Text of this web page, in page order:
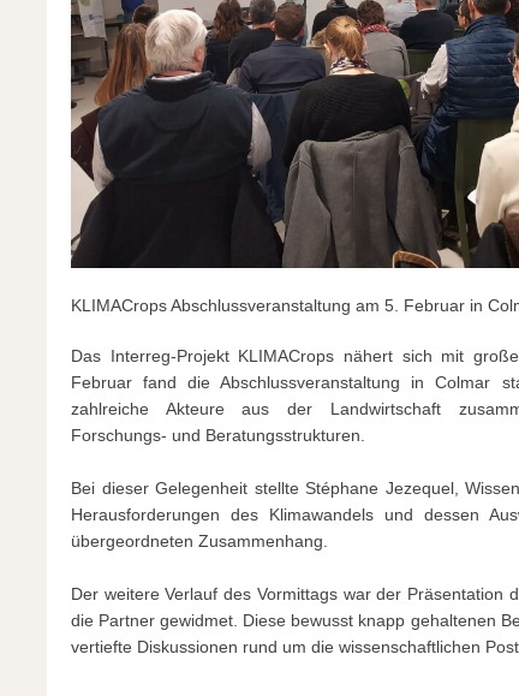
KLIMACrops Abschlussveranstaltung am 5. Februar in
Das Interreg-Projekt KLIMACrops nähert sich mit
Februar fand die Abschlussveranstaltung in Colmar
zahlreiche Akteure aus der Landwirtschaft
Forschungs- und Beratungsstrukturen.
Bei dieser Gelegenheit stellte Stéphane Jezequel,
Herausforderungen des Klimawandels und dessen
übergeordneten Zusammenhang.
Der weitere Verlauf des Vormittags war der Präsentation
die Partner gewidmet. Diese bewusst knapp gehaltenen
vertiefte Diskussionen rund um die wissenschaftlichen